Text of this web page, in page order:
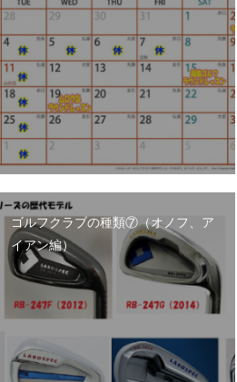
ゴルフクラブの種類⑦（オノフ、ア
イアン編）